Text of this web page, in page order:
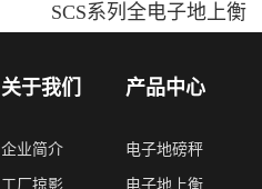
SCS系列全电子地上衡
关于我们
企业简介
工厂掠影
产品中心
电子地磅秤
电子地上衡